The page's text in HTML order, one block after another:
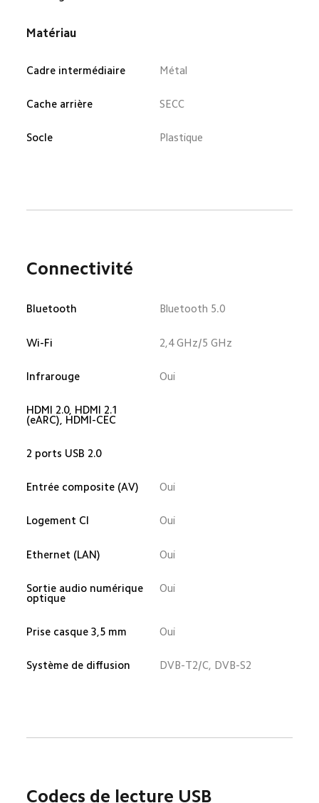
Matériau
Cadre intermédiaire Métal
Cache arrière SECC
Socle Plastique
Connectivité
Bluetooth Bluetooth 5.0
Wi-Fi 2,4 GHz/5 GHz
Infrarouge Oui
HDMI 2.0, HDMI 2.1
(eARC), HDMI-CEC
2 ports USB 2.0
Entrée composite (AV) Oui
Logement CI Oui
Ethernet (LAN) Oui
Sortie audio numérique
optique
Oui
Prise casque 3,5 mm Oui
Système de diffusion DVB-T2/C, DVB-S2
Codecs de lecture USB